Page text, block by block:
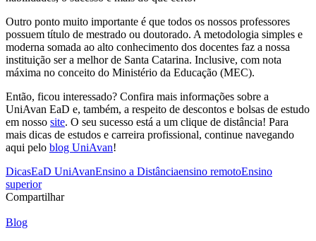
Outro ponto muito importante é que todos os nossos professores
possuem título de mestrado ou doutorado. A metodologia simples e
moderna somada ao alto conhecimento dos docentes faz a nossa
instituição ser a melhor de Santa Catarina. Inclusive, com nota
máxima no conceito do Ministério da Educação (MEC).
Então, ficou interessado? Confira mais informações sobre a
UniAvan EaD e, também, a respeito de descontos e bolsas de estudo
em nosso site. O seu sucesso está a um clique de distância! Para
mais dicas de estudos e carreira profissional, continue navegando
aqui pelo blog UniAvan!
DicasEaD UniAvanEnsino a Distânciaensino remotoEnsino
superior
Compartilhar
Blog